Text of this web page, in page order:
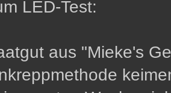
LED-Test:
aus "Mieke's